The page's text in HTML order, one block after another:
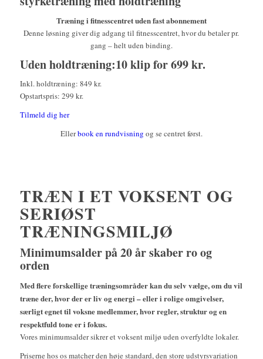
Træning i fitnesscentret uden fast abonnement
Denne løsning giver dig adgang til fitnesscentret, hvor du betaler pr.
gang – helt uden binding.
Uden holdtræning:10 klip for 699 kr.
Inkl. holdtræning: 849 kr.
Opstartspris: 299 kr.
Tilmeld dig her
Ellerbook en rundvisning og se centret først.
TRÆN I ET VOKSENT OG
SERIØST
TRÆNINGSMILJØ
Minimumsalder på 20 år skaber ro og
orden
Med flere forskellige træningsområder kan du selv vælge, om du vil
træne der, hvor der er liv og energi – eller i rolige omgivelser,
særligt egnet til voksne medlemmer, hvor regler, struktur og en
respektfuld tone er i fokus.
Vores minimumsalder sikrer et voksent miljø uden overfyldte lokaler.
Priserne hos os matcher den høje standard, den store udstyrsvariation